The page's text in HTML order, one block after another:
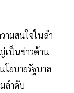
ามสนใจในลำ
ป็นข่าวด้าน
ยบายรัฐบาล
ลำดับ